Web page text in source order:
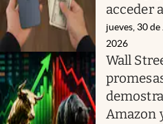
acceder
jueves, 30
2026
Wall
Amazon